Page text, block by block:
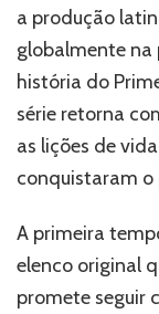
–
História
Continua’
a produção
globalmente
história do
série retorna
as lições de
conquistaram o
A primeira
elenco original
promete seguir